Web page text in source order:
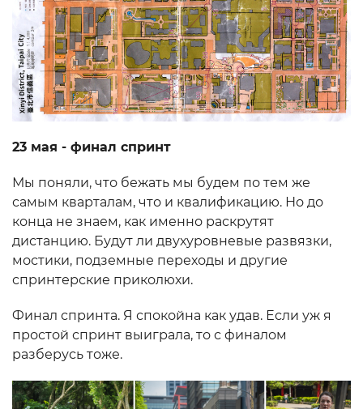
23 мая - финал спринт
Мы поняли, что бежать мы будем по тем же
самым кварталам, что и квалификацию. Но до
конца не знаем, как именно раскрутят
дистанцию. Будут ли двухуровневые развязки,
мостики, подземные переходы и другие
спринтерские приколюхи.
Финал спринта. Я спокойна как удав. Если уж я
простой спринт выиграла, то с финалом
разберусь тоже.